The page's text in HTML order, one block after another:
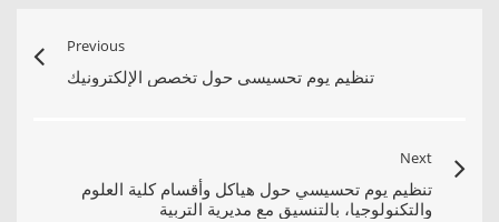
Previous
تنظيم يوم تحسيسي حول تخصص الإلكترونيك
Next
تنظيم يوم تحسيسي حول هياكل وأقسام كلية العلوم
والتكنولوجيا، بالتنسيق مع مديرية التربية